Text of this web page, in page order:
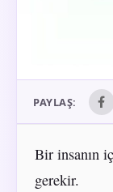
PAYLAŞ:
Bir insanın
gerekir.